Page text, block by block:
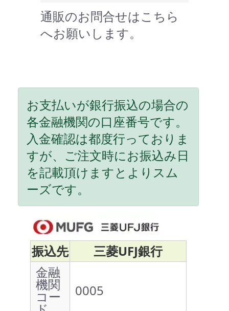
通販のお問合せはこちら
へお願いします。
お支払いが銀行振込の場合の
各金融機関の口座番号です。
入金確認は都度行っておりま
すが、ご注文時にお振込み日
を記載頂けますとよりスム
ーズです。
振込先
三菱UFJ銀行
金融
機関
コー 0005